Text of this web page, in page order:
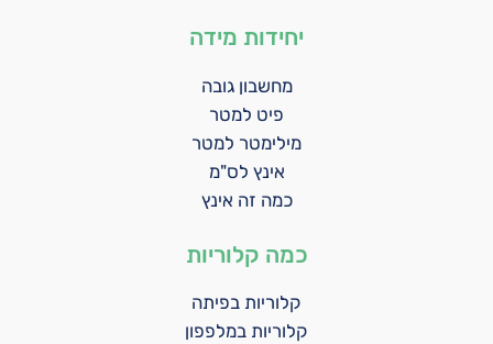
יחידות מידה
מחשבון גובה
פיט למטר
מילימטר למטר
אינץ לס"מ
כמה זה אינץ
כמה קלוריות
קלוריות בפיתה
קלוריות במלפפון